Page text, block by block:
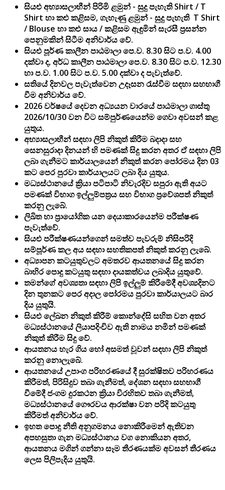
සියළු අභ්‍යාසලාභීන් පිරිමි ළමුන් - සුදු පැහැති Shirt / T
Shirt හා කළු කළිසම, ගැහැණු ළමුන් - සුදු පැහැති T Shirt
/ Blouse හා කළු සාය / කළිසම ඇඳුමින් සැරසී ප්‍රසන්න
පෙනුමකින් සිටීම අනිවාර්ය වේ.
සියළු පූර්ණ කාලීන පාඨමාලා පෙ.ව. 8.30 සිට ප.ව. 4.00
දක්වා ද, අර්ධ කාලීන පාඨමාලා පෙ.ව. 8.30 සිට ප.ව. 12.30
හා ප.ව. 1.00 සිට ප.ව. 5.00 දක්වා ද පැවැත්වේ.
සතියේ දිනවල පැවැත්වෙන උදෑසන රැස්වීම සඳහා සහභාගී
වීම අනිවාර්ය වේ.
2026 වර්ෂයේ දෙවන අධ්‍යයන වාරයේ පාඨමාලා ගාස්තු
2026/10/30 වන විට සම්පුර්ණයෙන්ම ගෙවා අවසන් කළ
යුතුය.
අභ්‍යාසලාභීන් සඳහා ලිපි නිකුත් කිරීම බදාදා සහ
සෙනසුරාදා දිනයන් හි පමණක් සිදු කරන අතර ඒ සඳහා ලිපි
ලබා ගැනීමට කාර්යාලයෙන් නිකුත් කරන පෝරමය දින 03
කට පෙර පුරවා කාර්යාලයට ලබා දිය යුතුය.
මධ්‍යස්ථානයේ ක්‍රියා පටිපාටි නිවැරදිව සපුරා ඇති අයට
පමණක් විභාග ඉල්ලුම්පත්‍රය සහ විභාග ප්‍රවේශපත් නිකුත්
කරනු ලැබේ.
ලිඛිත හා ප්‍රායෝගික යන දෙයාකාරයෙන්ම පරීක්ෂණ
පැවැත්වේ.
සියළු පරීක්ෂණයන්ගෙන් සමත්ව පැවරුම් නිසිපරිදි
සම්පූර්ණ කල අය සඳහා සහතිකපත් නිකුත් කරනු ලැබේ.
අධ්‍යාපන කටයුතුවලට අමතරව ආයතනයේ සිදු කරන
බාහිර පොදු කටයුතු සඳහා දායකත්වය ලබාදිය යුතුවේ.
තමන්ගේ අවශ්‍යතා සඳහා ලිපි ඉල්ලුම් කිරීමේදී අවශ්‍යදිනට
දින තුනකට පෙර අදාල පෝරමය පුරවා කාර්යාලයට බාර
දිය යුතුයි.
සියළු ලේඛන නිකුත් කිරීම් කොන්දේසි සහිත වන අතර
මධ්‍යස්ථානයේ ලියාපදිංචිව ඇති නාමය නමින් පමණක්
නිකුත් කිරීම සිදු වේ.
ආයතනය හැර ගිය හෝ අසමත් වූවන් සඳහා ලිපි නිකුත්
කරනු නොලැබේ.
ආයතනයේ උපාංග පරිහරණයේ දී සුරක්ෂිතව පරිහරණය
කිරීමත්, පිරිසිදුව තබා ගැනීමත්, දේශන සඳහා සහභාගී
වීමේදී ජංගම දුරකථන ක්‍රියා විරහිතව තබා ගැනීමත්,
මධ්‍යස්ථානයේ ගෞරවය ආරක්ෂා වන පරිදි කටයුතු
කිරීමත් අනිවාර්ය වේ.
ඉහත පොදු නීති අනුගමනය නොකිරීමෙන් ඇතිවන
අපහසුතා ගැන මධ්‍යස්ථානය වග නොකියන අතර,
ආයතනය මගින් ගන්නා සෑම තීරණයක්ම අවසන් තීරණය
ලෙස පිලිපැදිය යුතුයි.